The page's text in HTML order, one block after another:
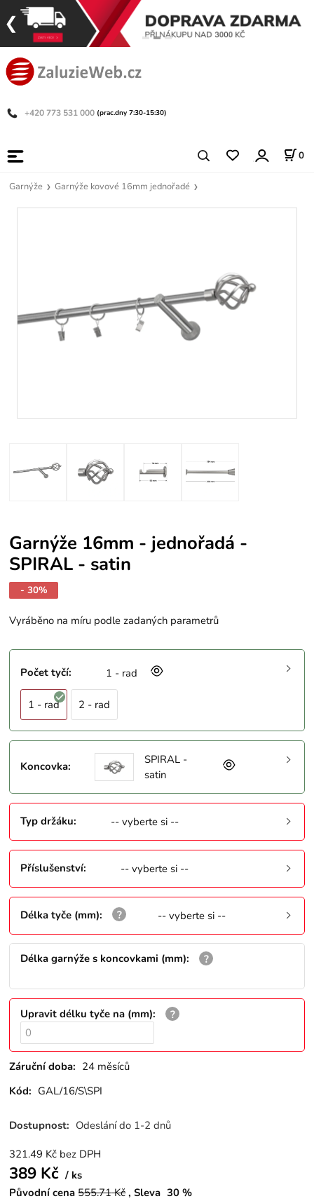
+420 773 531 000 (prac.dny 7:30-15:30)
0
Garnýže Garnýže kovové 16mm jednořadé
Garnýže 16mm - jednořadá -
SPIRAL - satin
- 30%
Vyráběno na míru podle zadaných parametrů
Počet tyčí: 1 - rad
1 - rad 2 - rad
Koncovka:
SPIRAL -
satin
Typ držáku: -- vyberte si --
Příslušenství: -- vyberte si --
Délka tyče (mm): -- vyberte si --
Délka garnýže s koncovkami (mm):
Upravit délku tyče na (mm):
Záruční doba: 24 měsíců
Kód: GAL/16/S\SPI
Dostupnost: Odeslání do 1-2 dnů
321.49 Kč bez DPH
389 Kč
ks
Původní cena 555.71Kč Sleva 30 %